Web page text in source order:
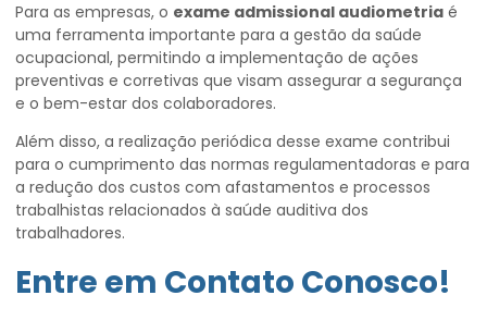
Para as empresas, o exame admissional audiometria é
uma ferramenta importante para a gestão da saúde
ocupacional, permitindo a implementação de ações
preventivas e corretivas que visam assegurar a segurança
e o bem-estar dos colaboradores.
Além disso, a realização periódica desse exame contribui
para o cumprimento das normas regulamentadoras e para
a redução dos custos com afastamentos e processos
trabalhistas relacionados à saúde auditiva dos
trabalhadores.
Entre em Contato Conosco!